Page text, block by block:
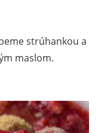
strúhankou a
maslom.